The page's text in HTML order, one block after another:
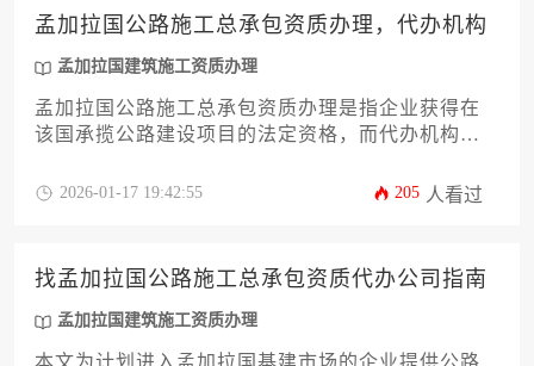
十万美元，具体周期六至九个月。
孟加拉国公路施工总承包资质办理，代办机构
孟加拉国建筑施工资质办理
孟加拉国公路施工总承包资质办理是指企业获得在
该国承揽公路建设项目的法定资格，而代办机构则
织。本文将从资质分类、申请条件、办理流程、常
2026-01-17 19:42:55 205 人看过
找孟加拉国公路施工总承包资质代办公司指南
孟加拉国建筑施工资质办理
本文为计划进入孟加拉国基建市场的企业提供公路